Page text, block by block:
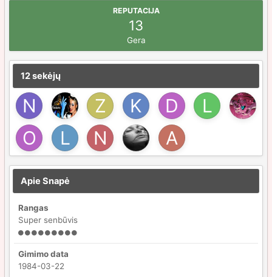
REPUTACIJA
13
Gera
12 sekėjų
Apie Snapė
Rangas
Super senbūvis
Gimimo data
1984-03-22